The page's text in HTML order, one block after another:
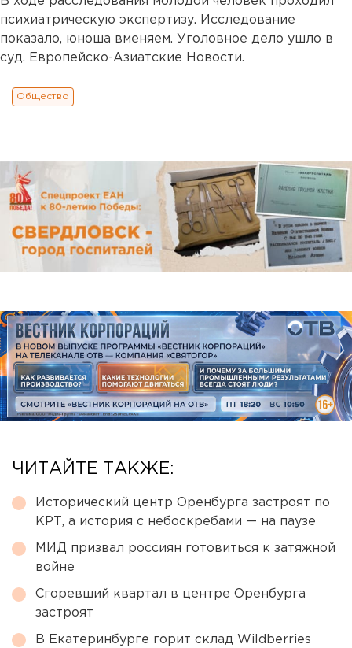
психиатрическую экспертизу. Исследование
показало, юноша вменяем. Уголовное дело ушло в
суд. Европейско-Азиатские Новости.
Общество
ЧИТАЙТЕ ТАКЖЕ:
Исторический центр Оренбурга застроят по
КРТ, а история с небоскребами — на паузе
МИД призвал россиян готовиться к затяжной
войне
Сгоревший квартал в центре Оренбурга
застроят
В Екатеринбурге горит склад Wildberries